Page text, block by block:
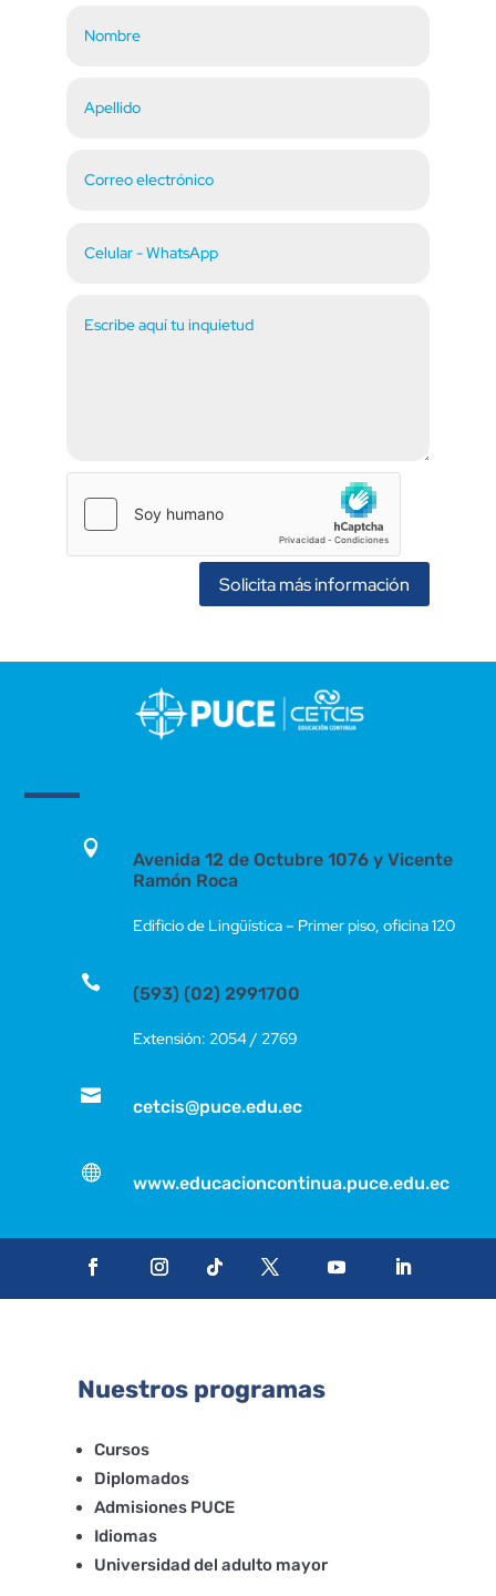
Solicita más información

Avenida 12 de Octubre 1076 y Vicente
Ramón Roca
Edificio de Lingüística – Primer piso, oficina 120

(593) (02) 2991700
Extensión: 2054 / 2769

cetcis@puce.edu.ec

www.educacioncontinua.puce.edu.ec
Nuestros programas
Cursos
Diplomados
Admisiones PUCE
Idiomas
Universidad del adulto mayor